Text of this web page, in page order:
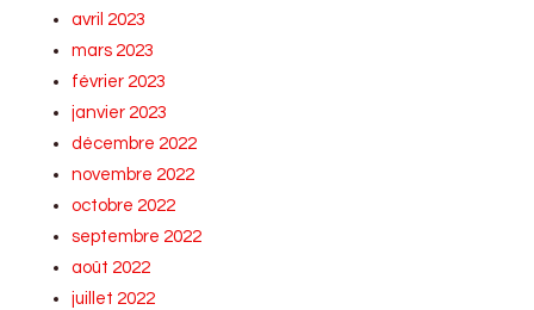
avril 2023
mars 2023
février 2023
janvier 2023
décembre 2022
novembre 2022
octobre 2022
septembre 2022
août 2022
juillet 2022